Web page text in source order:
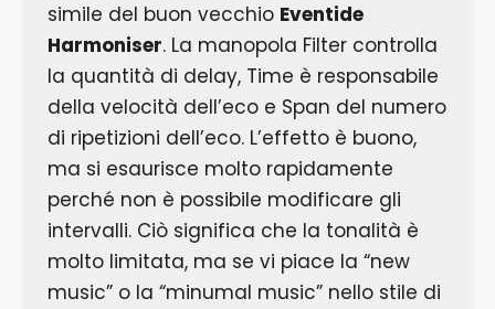
simile del buon vecchio Eventide
Harmoniser. La manopola Filter controlla
la quantità di delay, Time è responsabile
della velocità dell’eco e Span del numero
di ripetizioni dell’eco. L’effetto è buono,
ma si esaurisce molto rapidamente
perché non è possibile modificare gli
intervalli. Ciò significa che la tonalità è
molto limitata, ma se vi piace la “new
music” o la “minumal music” nello stile di